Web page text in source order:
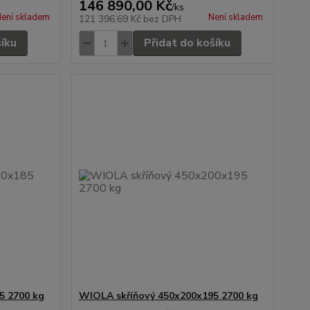
skladem
146 890,00 Kč/ks
121 396,69 Kč bez DPH Není skladem
Přidat do košíku
2700 kg WIOLA skříňový 450x200x195 2700 kg